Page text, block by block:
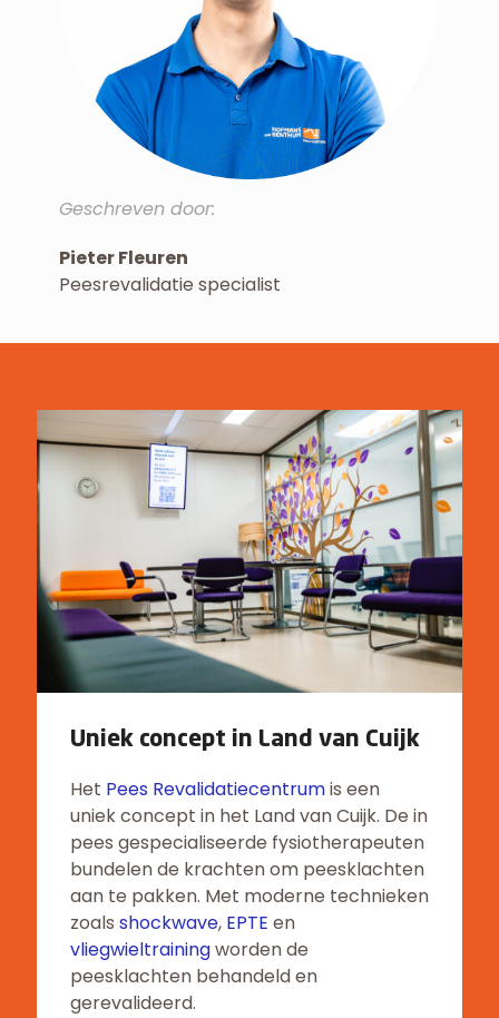
Geschreven door:
Pieter Fleuren
Peesrevalidatie specialist
Uniek concept in Land van Cuijk
Het Pees Revalidatiecentrumis een
uniek concept in het Land van Cuijk. De in
pees gespecialiseerde fysiotherapeuten
bundelen de krachten om peesklachten
aan te pakken. Met moderne technieken
zoals shockwave, EPTE en
vliegwieltrainingworden de
peesklachten behandeld en
gerevalideerd.